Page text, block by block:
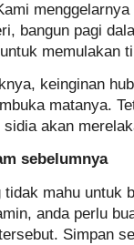
menggelarnya
bangun pagi
memulakan
keinginan
matanya.
akan
sebelumnya
mahu untuk
anda perlu
Simpan